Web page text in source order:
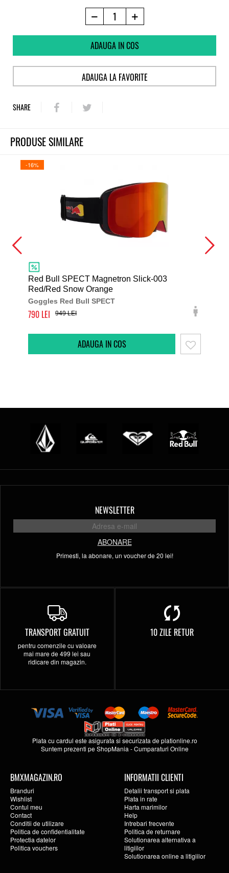
ADAUGA IN COS
ADAUGA LA FAVORITE
SHARE
PRODUSE SIMILARE
-16%
Red Bull SPECT Magnetron Slick-003
Red/Red Snow Orange
Goggles Red Bull SPECT
790 949
NEWSLETTER
ABONARE
Primesti, la abonare, un voucher de 20 lei!
TRANSPORT GRATUIT
pentru comenzile cu valoare
mai mare de 499 lei sau
ridicare din magazin.
10 ZILE RETUR
Plata cu cardul este asigurata si securizata deplationline.ro
Suntem prezenti peShopMania -Cumparaturi Online
BMXMAGAZIN.RO
Branduri
Wishlist
Contul meu
Contact
Conditii de utilizare
Politica de confidentialitate
Protectia datelor
Politica vouchers
INFORMATII CLIENTI
Detalii transport si plata
Plata in rate
Harta marimilor
Help
Intrebari frecvente
Politica de returnare
Solutionarea alternativa a
litigiilor
Solutionarea online a litigiilor